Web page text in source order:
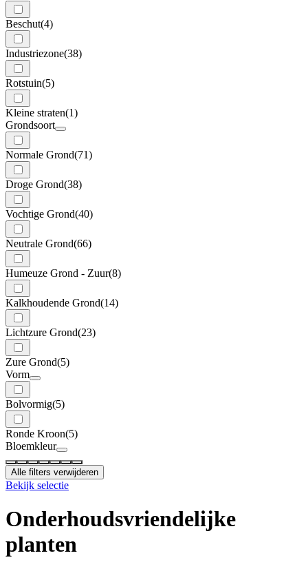
Beschut(4)
Industriezone(38)
Rotstuin(5)
Kleine straten(1)
Grondsoort
Normale Grond(71)
Droge Grond(38)
Vochtige Grond(40)
Neutrale Grond(66)
Humeuze Grond - Zuur(8)
Kalkhoudende Grond(14)
Lichtzure Grond(23)
Zure Grond(5)
Vorm
Bolvormig(5)
Ronde Kroon(5)
Bloemkleur
Alle filters verwijderen
Bekijk selectie
Onderhoudsvriendelijke
planten